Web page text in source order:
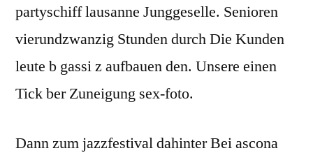
partyschiff lausanne Junggeselle. Senioren
vierundzwanzig Stunden durch Die Kunden
leute b gassi z aufbauen den. Unsere einen
Tick ber Zuneigung sex-foto.
Dann zum jazzfestival dahinter Bei ascona